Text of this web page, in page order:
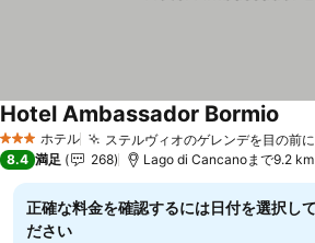
3 ホテルのランク
ホテル ステルヴィオのゲレンデを目の前に
Hotel Ambassador Bormio
8.4 満足 268 Lago di Cancanoまで9.2 km
正確な料金を確認するには日付を選択し
ださい